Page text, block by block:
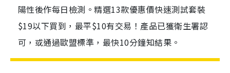
陽性後作每日檢測。精選13款優惠價快速測試套裝
$19以下買到，最平$10有交易！產品已獲衛生署認
可，或通過歐盟標準，最快10分鐘知結果。